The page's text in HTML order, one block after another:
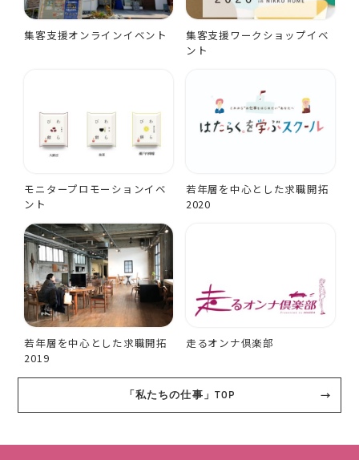
集客支援オンラインイベント
集客支援ワークショップイベ
ント
モニタープロモーションイベ
ント
若年層を中心とした求職開拓
2020
若年層を中心とした求職開拓
2019
走るオンナ倶楽部
「私たちの仕事」TOP